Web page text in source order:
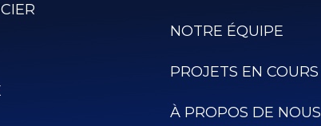
NOTRE ÉQUIPE
PROJETS EN COURS
À PROPOS DE NOUS